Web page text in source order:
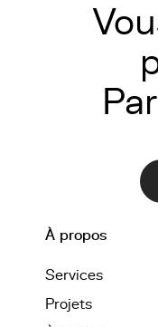
À propos
Services
Projets